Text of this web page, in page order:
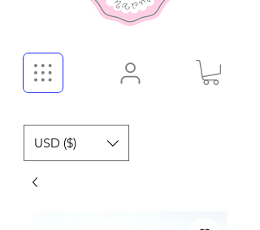
USD ($)